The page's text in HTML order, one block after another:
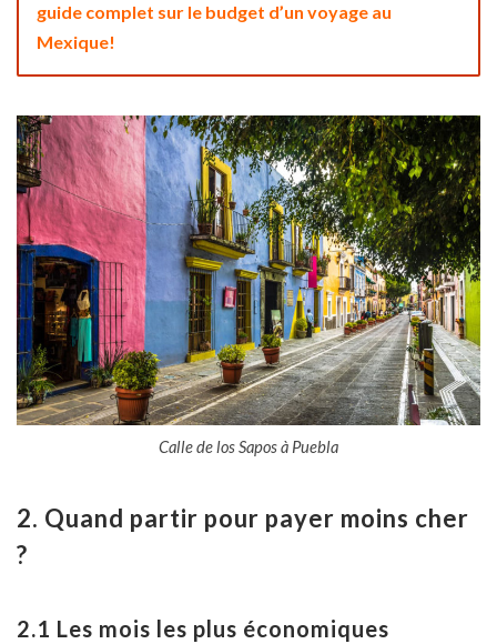
guide complet sur le budget d’un voyage au
Mexique!
Calle de los Sapos à Puebla
2. Quand partir pour payer moins cher
?
2.1 Les mois les plus économiques